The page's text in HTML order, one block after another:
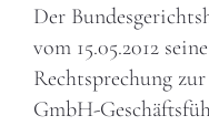
Der
vom 15.05.2012
Rechtsprechung
GmbH-